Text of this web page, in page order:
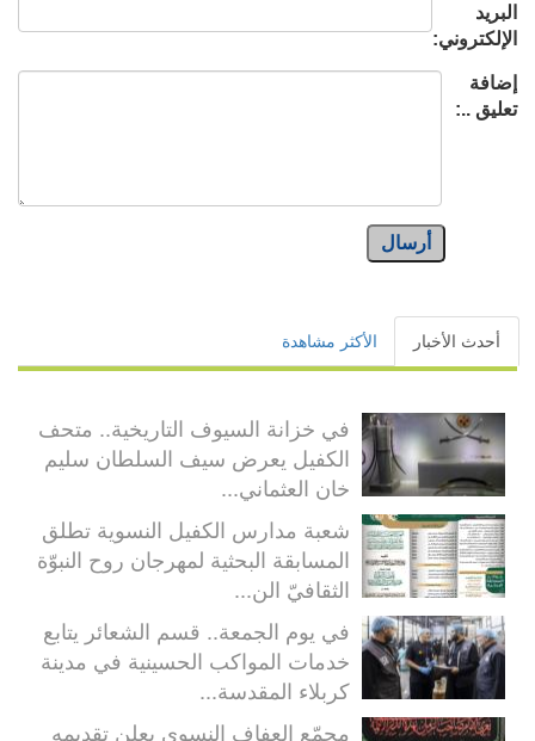
البريد
الإلكتروني:
إضافة
تعليق ..:
أرسال
أحدث الأخبار الأكثر مشاهدة
في خزانة السيوف التاريخية.. متحف
الكفيل يعرض سيف السلطان سليم
خان العثماني...
شعبة مدارس الكفيل النسوية تطلق
المسابقة البحثية لمهرجان روح النبوّة
الثقافيّ الن...
في يوم الجمعة.. قسم الشعائر يتابع
خدمات المواكب الحسينية في مدينة
كربلاء المقدسة...
مجمّع العفاف النسوي يعلن تقديمه